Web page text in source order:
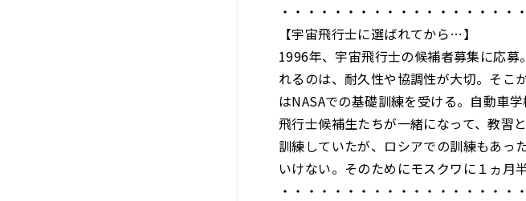
・・・・・・・・・・・・・・・・・・
【宇宙飛行士に選ばれてから…】
1996年、宇宙飛行士の候補者募集に応
れるのは、耐久性や協調性が大切。そこ
はNASAでの基礎訓練を受ける。自動車
飛行士候補生たちが一緒になって、教習
訓練していたが、ロシアでの訓練もあっ
いけない。そのためにモスクワに１ヵ月
・・・・・・・・・・・・・・・・・・